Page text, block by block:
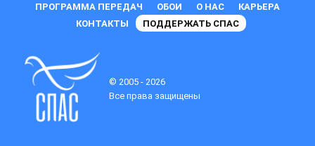
ПРОГРАММА ПЕРЕДАЧ ОБОИ О НАС
КАРЬЕРА
КОНТАКТЫ
ПОДДЕРЖАТЬ СПАС
© 2005 - 2026
Все права защищены